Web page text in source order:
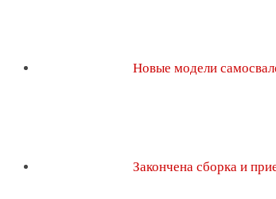
Новые модели
Закончена сборка и